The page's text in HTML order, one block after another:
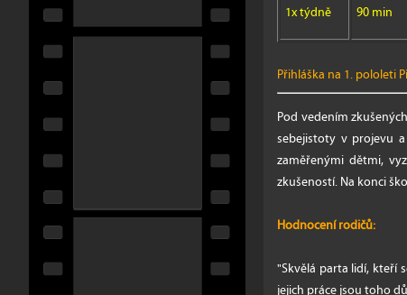
1x týdně
90 min
Přihláška na 1. pololeti
Pod vedením
sebejistoty v projevu
zaměřenými dětmi,
zkušeností. Na konci
Hodnocení rodičů:
"Skvělá parta lidí, kteří
jejich práce jsou toho